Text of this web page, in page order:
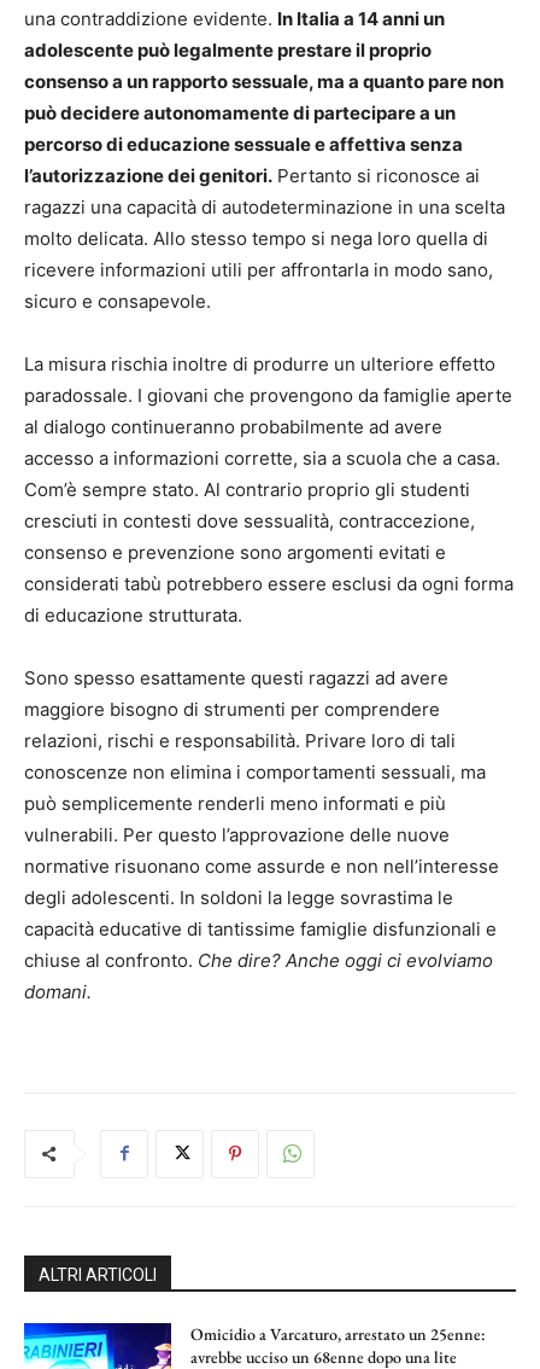
una contraddizione evidente. In Italia a 14 anni un
adolescente può legalmente prestare il proprio
consenso a un rapporto sessuale, ma a quanto pare non
può decidere autonomamente di partecipare a un
percorso di educazione sessuale e affettiva senza
l’autorizzazione dei genitori. Pertanto si riconosce ai
ragazzi una capacità di autodeterminazione in una scelta
molto delicata. Allo stesso tempo si nega loro quella di
ricevere informazioni utili per affrontarla in modo sano,
sicuro e consapevole.
La misura rischia inoltre di produrre un ulteriore effetto
paradossale. I giovani che provengono da famiglie aperte
al dialogo continueranno probabilmente ad avere
accesso a informazioni corrette, sia a scuola che a casa.
Com’è sempre stato. Al contrario proprio gli studenti
cresciuti in contesti dove sessualità, contraccezione,
consenso e prevenzione sono argomenti evitati e
considerati tabù potrebbero essere esclusi da ogni forma
di educazione strutturata.
Sono spesso esattamente questi ragazzi ad avere
maggiore bisogno di strumenti per comprendere
relazioni, rischi e responsabilità. Privare loro di tali
conoscenze non elimina i comportamenti sessuali, ma
può semplicemente renderli meno informati e più
vulnerabili. Per questo l’approvazione delle nuove
normative risuonano come assurde e non nell’interesse
degli adolescenti. In soldoni la legge sovrastima le
capacità educative di tantissime famiglie disfunzionali e
chiuse al confronto. Che dire? Anche oggi ci evolviamo
domani.
ALTRI ARTICOLI
Omicidio a Varcaturo, arrestato un 25enne:
avrebbe ucciso un 68enne dopo una lite